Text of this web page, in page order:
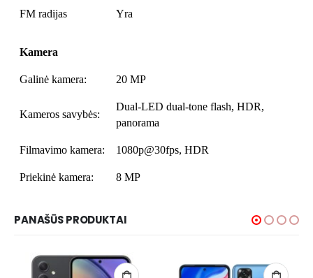
FM radijas Yra
Kamera
Galinė kamera: 20 MP
Kameros savybės:
Dual-LED dual-tone flash, HDR,
panorama
Filmavimo kamera: 1080p@30fps, HDR
Priekinė kamera: 8 MP
PANAŠŪS PRODUKTAI